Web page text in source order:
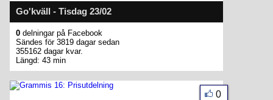
Go'kväll - Tisdag 23/02
0 delningar på Facebook
Sändes för 3819 dagar sedan
355162 dagar kvar.
Längd: 43 min
0